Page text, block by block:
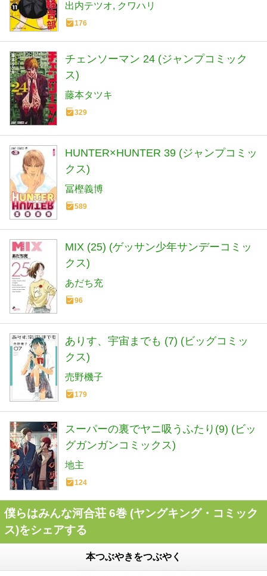
出内テツオ クワハリ
176
チェンソーマン 24 (ジャンプコミック
ス)
藤本タツキ
329
HUNTER×HUNTER 39 (ジャンプコミッ
クス)
冨樫義博
589
MIX (25) (ゲッサン少年サンデーコミッ
クス)
あだち充
96
ありす、宇宙までも (7) (ビッグコミッ
クス)
売野機子
179
スーパーの裏でヤニ吸うふたり(9) (ビッ
グガンガンコミックス)
地主
124
僕らはみんな河合荘 6巻 (ヤングキング・コミック
ス)をシェアする
本つぶやきをつぶやく